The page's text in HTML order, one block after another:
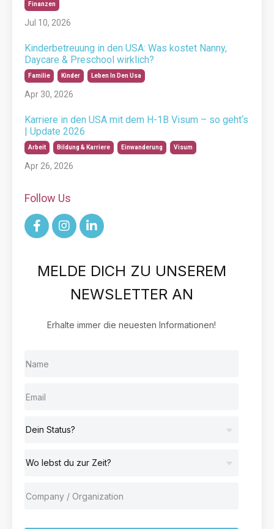
Finanzen
Jul 10, 2026
Kinderbetreuung in den USA: Was kostet Nanny,
Daycare & Preschool wirklich?
Familie Kinder Leben In Den Usa
Apr 30, 2026
Karriere in den USA mit dem H-1B Visum – so geht‘s
| Update 2026
Arbeit Bildung & Karriere Einwanderung Visum
Apr 26, 2026
Follow Us
MELDE DICH ZU UNSEREM
NEWSLETTER AN
Erhalte immer die neuesten Informationen!